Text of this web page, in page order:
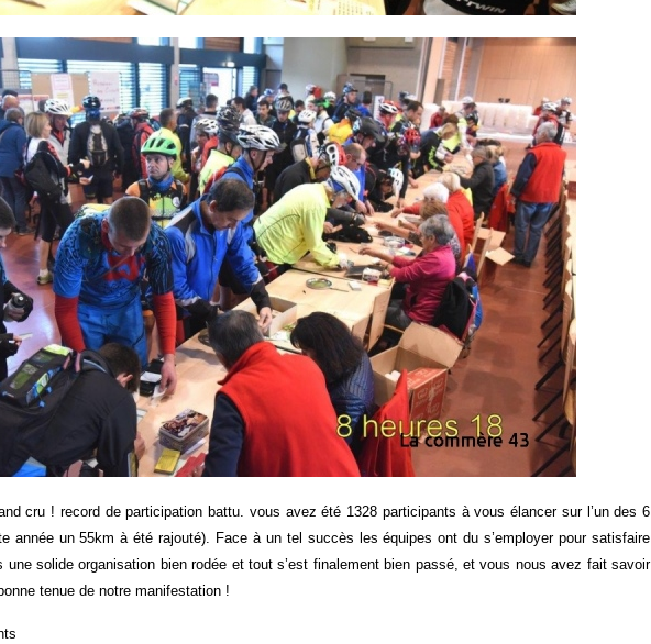
cru ! record de participation battu. vous avez été 1328 participants à vous élancer sur l’un des 6
année un 55km à été rajouté). Face à un tel succès les équipes ont du s’employer pour satisfaire
solide organisation bien rodée et tout s’est finalement bien passé, et vous nous avez fait savoir
tenue de notre manifestation !